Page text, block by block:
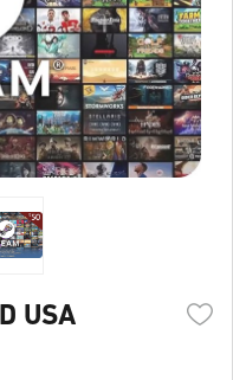
USA